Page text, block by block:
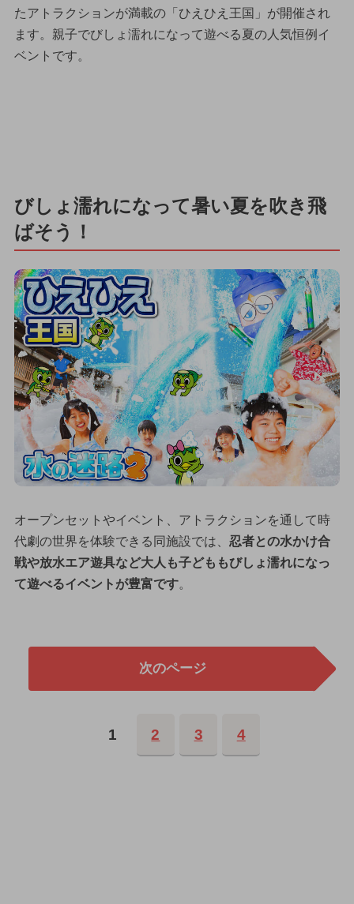
たアトラクションが満載の「ひえひえ王国」が開催され
ます。親子でびしょ濡れになって遊べる夏の人気恒例イ
ベントです。
びしょ濡れになって暑い夏を吹き飛
ばそう！
オープンセットやイベント、アトラクションを通して時
代劇の世界を体験できる同施設では、 忍者との水かけ合
戦や放水エア遊具など大人も子どももびしょ濡れになっ
て遊べるイベントが豊富です。
次のページ
1 2 3 4